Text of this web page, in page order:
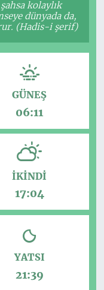
kolaylık
dünyada da,
(Hadis-i şerif)
GÜNEŞ
06:11
İKINDI
17:04
YATSI
21:39